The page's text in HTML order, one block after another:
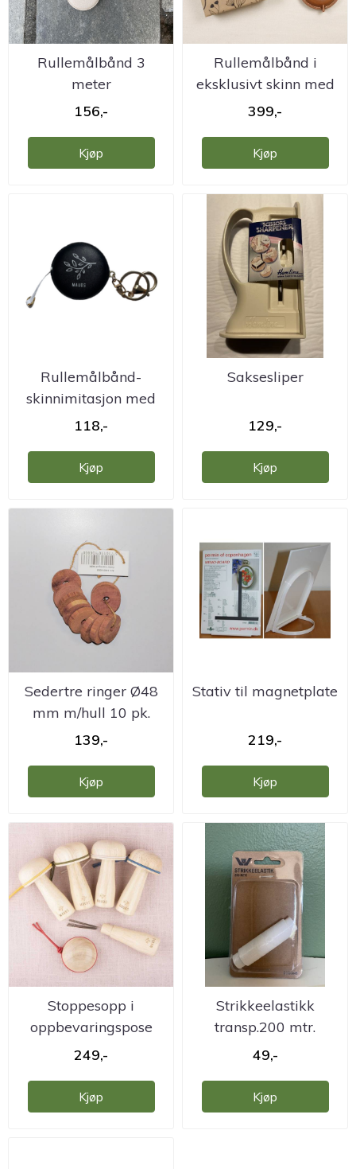
Rullemålbånd 3
meter
156,-
Kjøp
Rullemålbånd i
eksklusivt skinn med
avtagbar snor
399,-
Kjøp
Rullemålbånd-
skinnimitasjon med
nøkkelring og ...
118,-
Kjøp
Saksesliper
129,-
Kjøp
Sedertre ringer Ø48
mm m/hull 10 pk.
139,-
Kjøp
Stativ til magnetplate
219,-
Kjøp
Stoppesopp i
oppbevaringspose
249,-
Kjøp
Strikkeelastikk
transp.200 mtr.
49,-
Kjøp